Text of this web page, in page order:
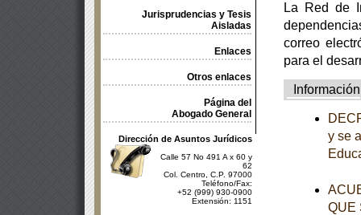
Jurisprudencias y Tesis
Aisladas
Enlaces
Otros enlaces
Página del
Abogado General
Dirección de Asuntos Jurídicos
Calle 57 No 491 A x 60 y
62
Col. Centro, C.P. 97000
Teléfono/Fax:
+52 (999) 930-0900
Extensión: 1151
La Red de
correo
para el
Información
y se
QUE